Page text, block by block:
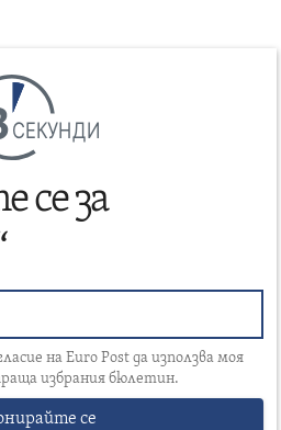
СЕКУНДИ
се за
на Euro Post да използва моя
избрания бюлетин.
се